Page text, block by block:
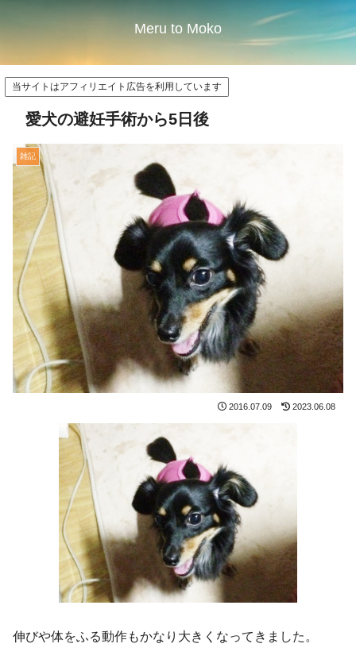
Meru to Moko
当サイトはアフィリエイト広告を利用しています
愛犬の避妊手術から5日後
雑記
2016.07.09 2023.06.08
伸びや体をふる動作もかなり大きくなってきました。